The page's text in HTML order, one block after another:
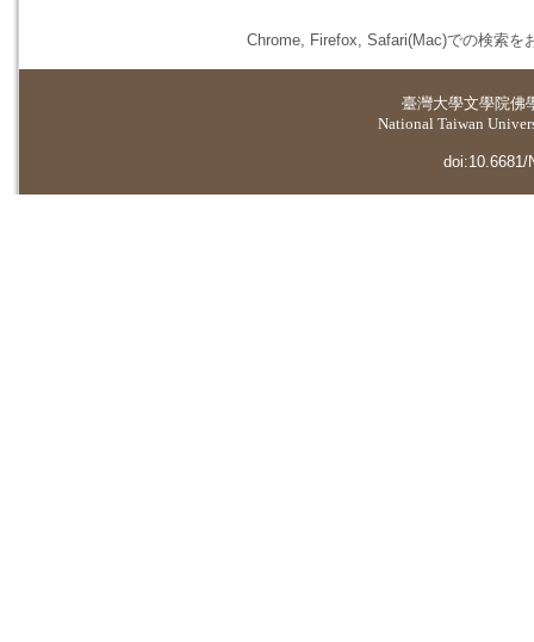
Chrome, Firefox, Safari(Mac)での検索を
臺灣大學文學院佛
National Taiwan
doi:10.6681/